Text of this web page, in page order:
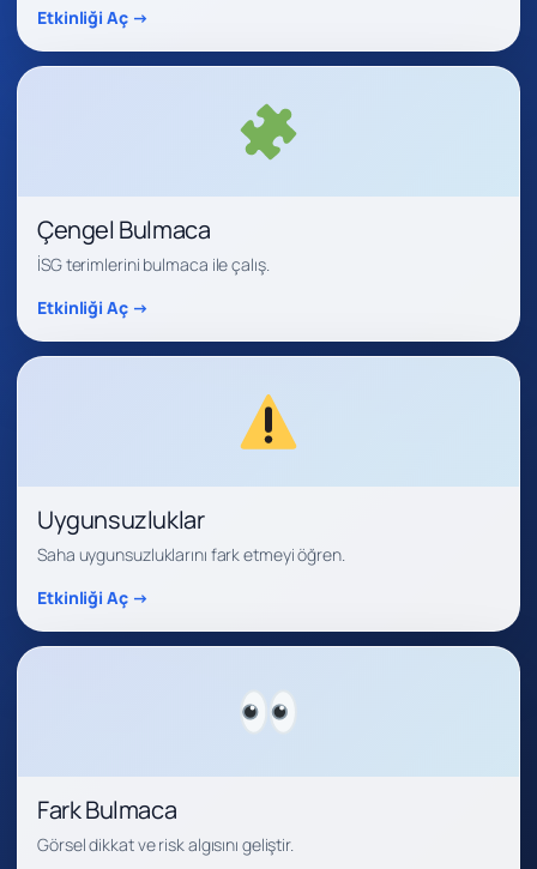
Etkinliği Aç →
Çengel Bulmaca
İSG terimlerini bulmaca ile çalış.
Etkinliği Aç →
Uygunsuzluklar
Saha uygunsuzluklarını fark etmeyi öğren.
Etkinliği Aç →
Fark Bulmaca
Görsel dikkat ve risk algısını geliştir.